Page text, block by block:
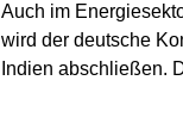
Auch im
wird der deutsche
Indien abschließen.